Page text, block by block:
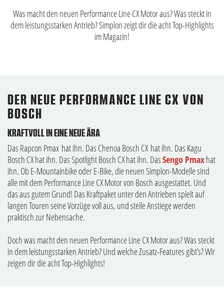
Was macht den neuen Performance Line CX Motor aus? Was steckt in
dem leistungsstarken Antrieb? Simplon zeigt dir die acht Top-Highlights
im Magazin!
DER NEUE PERFORMANCE LINE CX VON
BOSCH
KRAFTVOLL IN EINE NEUE ÄRA
Das Rapcon Pmax hat ihn. Das Chenoa Bosch CX hat ihn. Das Kagu
Bosch CX hat ihn. Das Spotlight Bosch CX hat ihn. DasSengo Pmaxhat
ihn. Ob E-Mountainbike oder E-Bike, die neuen Simplon-Modelle sind
alle mit dem Performance Line CX Motor von Bosch ausgestattet. Und
das aus gutem Grund! Das Kraftpaket unter den Antrieben spielt auf
langen Touren seine Vorzüge voll aus, und steile Anstiege werden
praktisch zur Nebensache.
Doch was macht den neuen Performance Line CX Motor aus? Was steckt
in dem leistungsstarken Antrieb? Und welche Zusatz-Features gibt’s? Wir
zeigen dir die acht Top-Highlights!